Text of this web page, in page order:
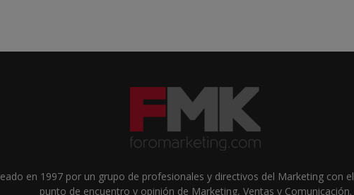
en 1997 por un grupo de profesionales y directivos del Marketing con
punto de encuentro y opinión de Marketing, Ventas y Comunicación.